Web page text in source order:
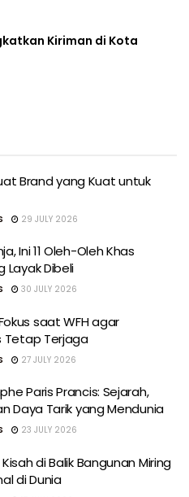
Kiriman di Kota
Brand yang Kuat untuk
29 JULY 2026
Ini 11 Oleh-Oleh Khas
Layak Dibeli
30 JULY 2026
saat WFH agar
Tetap Terjaga
27 JULY 2026
Paris Prancis: Sejarah,
Daya Tarik yang Mendunia
23 JULY 2026
di Balik Bangunan Miring
di Dunia